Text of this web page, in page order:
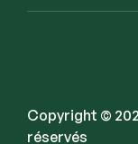
Copyright ©
réservés